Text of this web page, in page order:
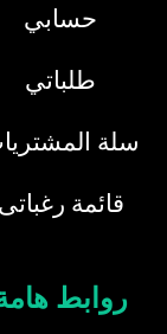
حسابي
طلباتي
سلة
قائمة رغباتى
روابط